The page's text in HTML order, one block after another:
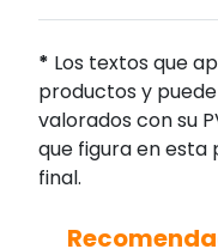
* Los textos que
productos y
valorados con su
que figura en
final.